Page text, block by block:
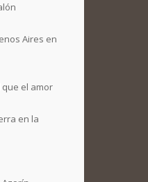
Aires en
el amor
en la